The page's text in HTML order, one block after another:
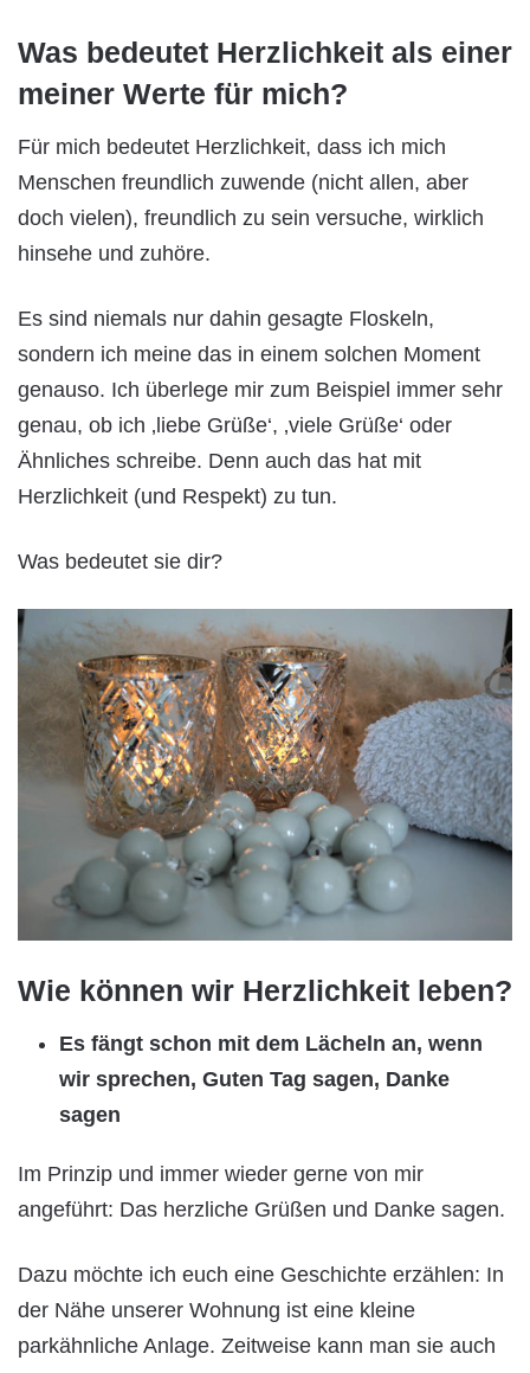
Was bedeutet Herzlichkeit als einer
meiner Werte für mich?
Für mich bedeutet Herzlichkeit, dass ich mich
Menschen freundlich zuwende (nicht allen, aber
doch vielen), freundlich zu sein versuche, wirklich
hinsehe und zuhöre.
Es sind niemals nur dahin gesagte Floskeln,
sondern ich meine das in einem solchen Moment
genauso. Ich überlege mir zum Beispiel immer sehr
genau, ob ich ‚liebe Grüße‘, ‚viele Grüße‘ oder
Ähnliches schreibe. Denn auch das hat mit
Herzlichkeit (und Respekt) zu tun.
Was bedeutet sie dir?
Wie können wir Herzlichkeit leben?
Es fängt schon mit dem Lächeln an, wenn
wir sprechen, Guten Tag sagen, Danke
sagen
Im Prinzip und immer wieder gerne von mir
angeführt: Das herzliche Grüßen und Danke sagen.
Dazu möchte ich euch eine Geschichte erzählen: In
der Nähe unserer Wohnung ist eine kleine
parkähnliche Anlage. Zeitweise kann man sie auch